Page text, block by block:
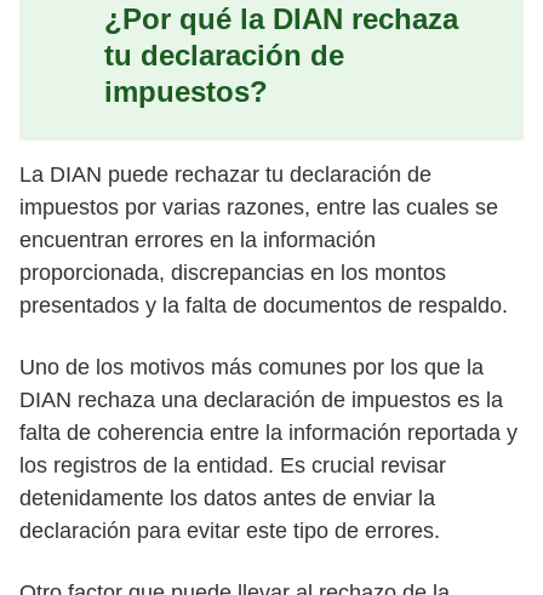
¿Por qué la DIAN rechaza
tu declaración de
impuestos?
La DIAN puede rechazar tu declaración de
impuestos por varias razones, entre las cuales se
encuentran errores en la información
proporcionada, discrepancias en los montos
presentados y la falta de documentos de respaldo.
Uno de los motivos más comunes por los que la
DIAN rechaza una declaración de impuestos es la
falta de coherencia entre la información reportada y
los registros de la entidad. Es crucial revisar
detenidamente los datos antes de enviar la
declaración para evitar este tipo de errores.